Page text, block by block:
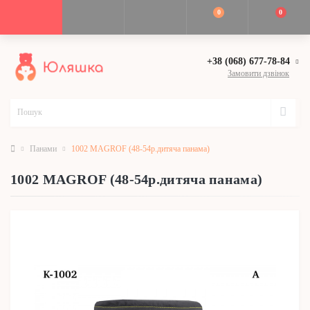
0 0
+38 (068) 677-78-84
Замовити дзвінок
Панами 1002 MAGROF (48-54р.дитяча панама)
1002 MAGROF (48-54р.дитяча панама)